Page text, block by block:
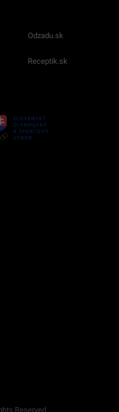
Odzadu.sk
Receptik.sk
Reserved.